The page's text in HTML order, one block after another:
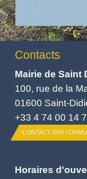
Contacts
Mairie de Saint
100, rue de la
01600 Saint-
+33 4 74 00 14
CONTACT PAR
Horaires